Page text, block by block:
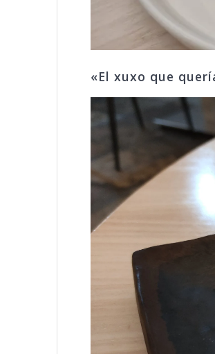
«El xuxo que